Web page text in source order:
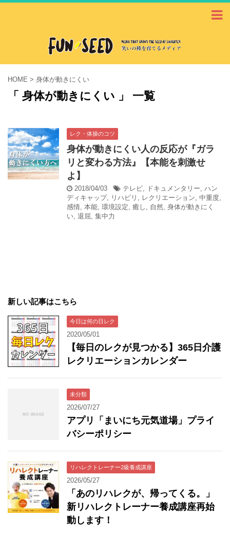
HOME > 身体が動きにくい
「 身体が動きにくい 」 一覧
レク・体操のコツ
身体が動きにくい人の反応が『ガラ
リと変わる方法』【本能を刺激せ
よ】
2018/04/03 テレビ, ドキュメンタリー, ハン
ディキャップ, リハビリ , レクリエーション, 中重度,
感情, 本能, 環境設定, 癒し , 自然, 身体が動きにく
い, 退屈, 集中力
新しい記事はこちら
今日は何の日レク
2020/05/01
【毎日のレクが見つかる】365日介護
レクリエーションカレンダー
未分類
2026/07/27
アプリ「まいにち元気道場」プライ
バシーポリシー
リハレクトレーナー2級養成講座
2026/05/27
「あのリハレクが、帰ってくる。」
新リハレクトレーナー養成講座再始
動します！